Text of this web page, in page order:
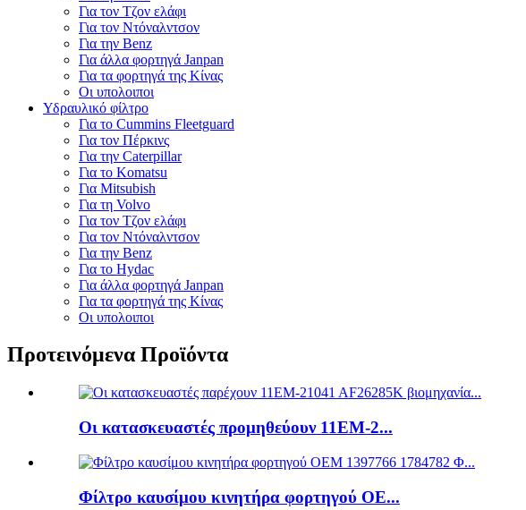
Για τον Τζον ελάφι
Για τον Ντόναλντσον
Για την Benz
Για άλλα φορτηγά Janpan
Για τα φορτηγά της Κίνας
Οι υπολοιποι
Υδραυλικό φίλτρο
Για το Cummins Fleetguard
Για τον Πέρκινς
Για την Caterpillar
Για το Komatsu
Για Mitsubish
Για τη Volvo
Για τον Τζον ελάφι
Για τον Ντόναλντσον
Για την Benz
Για το Hydac
Για άλλα φορτηγά Janpan
Για τα φορτηγά της Κίνας
Οι υπολοιποι
Προτεινόμενα Προϊόντα
Οι κατασκευαστές προμηθεύουν 11EM-2...
Φίλτρο καυσίμου κινητήρα φορτηγού ΟΕ...